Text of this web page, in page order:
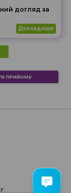
догляд за
докладніше
ПРИЙОМУ